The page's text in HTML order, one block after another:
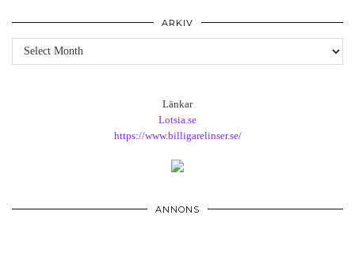
ARKIV
Arkiv
Länkar
Lotsia.se
https://www.billigarelinser.se/
ANNONS